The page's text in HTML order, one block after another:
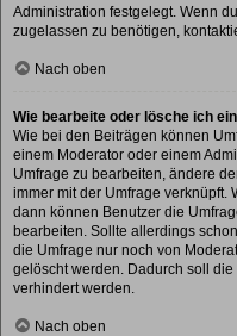
Administration festgelegt. Wenn
zugelassen zu benötigen,
Nach oben
Wie bearbeite oder lösche ich
Wie bei den Beiträgen können
einem Moderator oder einem
Umfrage zu bearbeiten, ändere
immer mit der Umfrage verknüpft.
dann können Benutzer die
bearbeiten. Sollte allerdings
die Umfrage nur noch von
gelöscht werden. Dadurch soll
verhindert werden.
Nach oben